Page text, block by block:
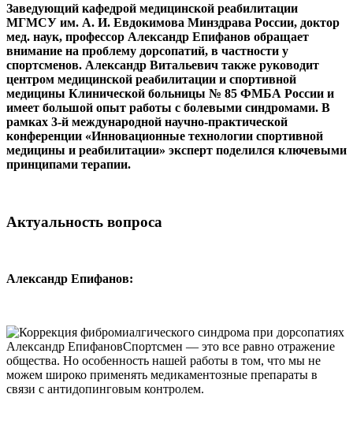
Заведующий кафедрой медицинской реабилитации
МГМСУ им. А. И. Евдокимова Минздрава России, доктор
мед. наук, профессор Александр Епифанов обращает
внимание на проблему дорсопатий, в частности у
спортсменов. Александр Витальевич также руководит
центром медицинской реабилитации и спортивной
медицины Клинической больницы № 85 ФМБА России и
имеет большой опыт работы с болевыми синдромами. В
рамках 3-й международной научно-практической
конференции «Инновационные технологии спортивной
медицины и реабилитации» эксперт поделился ключевыми
принципами терапии.
Актуальность вопроса
Александр Епифанов:
Александр ЕпифановСпортсмен — это все равно отражение
общества. Но особенность нашей работы в том, что мы не
можем широко применять медикаментозные препараты в
связи с антидопинговым контролем.